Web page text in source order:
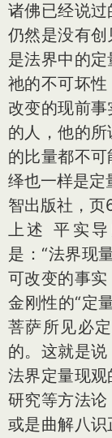
诸佛已经说
仍然是没有
是法界中的
祂的不可坏
改变的现前
的人，他的
的比量都不
绎也一样是定
智出版社，页
上述 平实
是：“法界现
可改变的事
金刚性的“定
菩萨所见必
的。这就是
法界定量现
研究等方法
或是曲解八